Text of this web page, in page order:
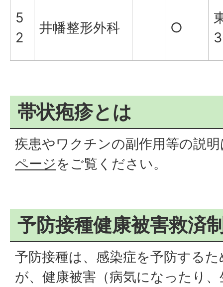
5
2
井幡整形外科 ○
帯状疱疹とは
疾患やワクチンの副作用等の説
ページをご覧ください。
予防接種健康被害救済
予防接種は、感染症を予防する
が、健康被害（病気になったり